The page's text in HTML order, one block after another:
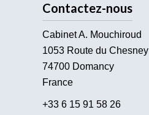
Contactez-nous
Cabinet A. Mouchiroud
1053 Route du Chesney
74700Domancy
France
+33 6 15 91 58 26